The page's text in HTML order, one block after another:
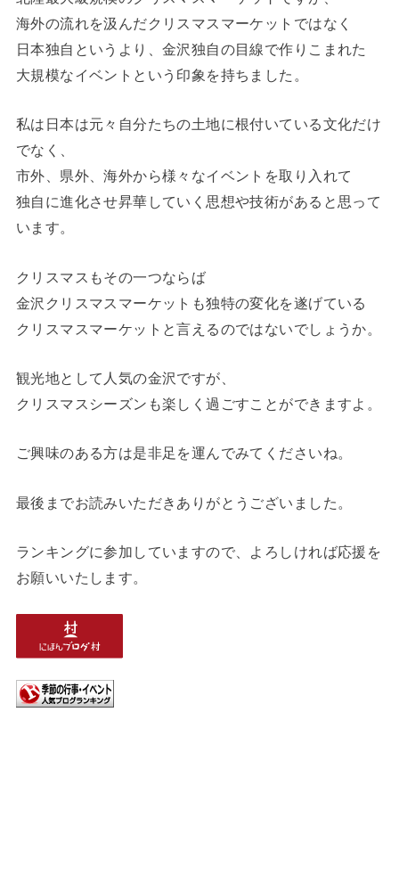
海外の流れを汲んだクリスマスマーケットではなく
日本独自というより、金沢独自の目線で作りこまれた
大規模なイベントという印象を持ちました。
私は日本は元々自分たちの土地に根付いている文化だけ
でなく、
市外、県外、海外から様々なイベントを取り入れて
独自に進化させ昇華していく思想や技術があると思って
います。
クリスマスもその一つならば
金沢クリスマスマーケットも独特の変化を遂げている
クリスマスマーケットと言えるのではないでしょうか。
観光地として人気の金沢ですが、
クリスマスシーズンも楽しく過ごすことができますよ。
ご興味のある方は是非足を運んでみてくださいね。
最後までお読みいただきありがとうございました。
ランキングに参加していますので、よろしければ応援を
お願いいたします。